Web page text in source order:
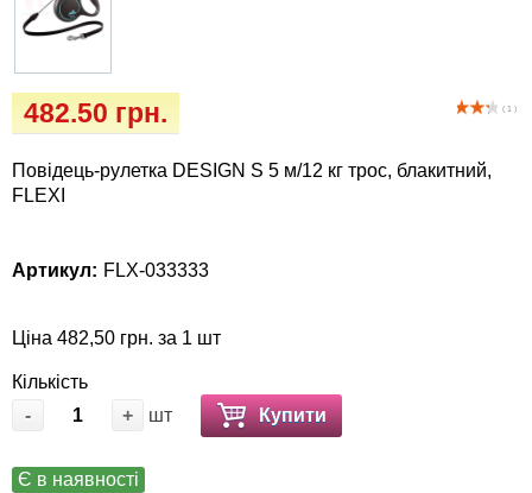
( 1 )
482.50 грн.
Повідець-рулетка DESIGN S 5 м/12 кг трос, блакитний,
FLEXI
Артикул: FLX-033333
Ціна 482,50 грн. за 1 шт
Кількість
-
+ шт Купити
Є в наявності
Vet Diet Canine Wet - ветеринарные диеты
Лежаки, будиночки, охолоджуючи
Одяг та взуття
Переноски, сумки, клітки
Післяопераційні засоби та витратні
матеріали
Подарункові сертифікати